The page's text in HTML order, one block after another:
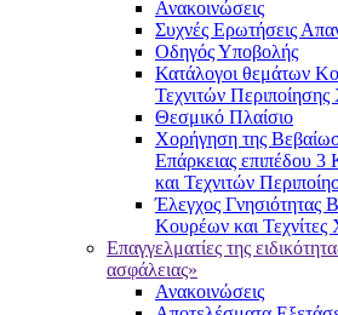
Ανακοινώσεις
Συχνές Ερωτήσεις
Οδηγός Υποβολής
Κατάλογοι θεμάτων
Τεχνιτών
Θεσμικό Πλαίσιο
Χορήγηση της
Επάρκειας επιπέδου
και Τεχνιτών
Έλεγχος
Κουρέων και
Επαγγελματίες της
ασφάλειας»
Ανακοινώσεις